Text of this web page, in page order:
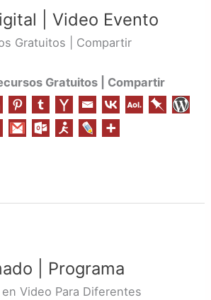
| Video Evento
Gratuitos | Compartir
Gratuitos | Compartir
| Programa
Video Para Diferentes